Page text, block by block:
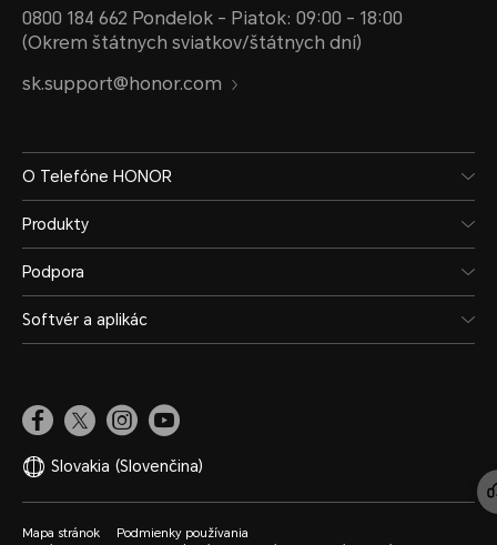
Batéria
7500 mAh (typická hodnota)
Typ
Li-ion polymérová batéria
Nabíjanie
Podporované nabíjanie s
0800 184 662 Pondelok - Piatok: 09:00 - 18:00
(Okrem štátnych sviatkov/štátnych dní)
sk.support@honor.com
O Telefóne HONOR
Produkty
Podpora
Softvér a aplikác
Slovakia (Slovenčina)
Mapa stránok
Podmienky používania